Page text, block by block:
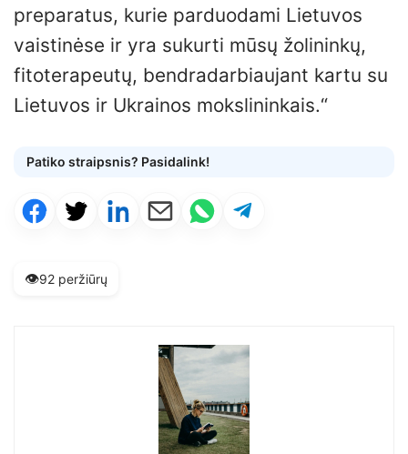
preparatus, kurie parduodami Lietuvos
vaistinėse ir yra sukurti mūsų žolininkų,
fitoterapeutų, bendradarbiaujant kartu su
Lietuvos ir Ukrainos mokslininkais.“
Patiko straipsnis? Pasidalink!
👁️92 peržiūrų